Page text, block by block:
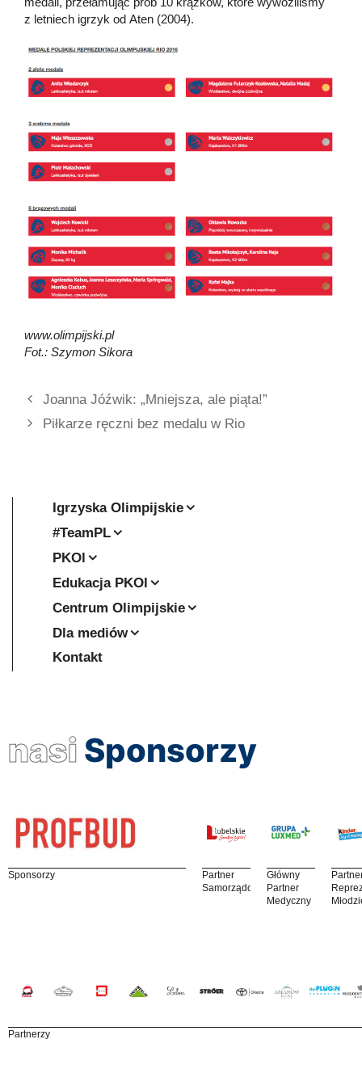
z letniech igrzyk od Aten (2004).
www.olimpijski.pl
Fot.: Szymon Sikora
Joanna Jóźwik: „Mniejsza, ale piąta!”
Piłkarze ręczni bez medalu w Rio
Igrzyska Olimpijskie
#TeamPL
PKOl
Edukacja PKOl
Centrum Olimpijskie
Dla mediów
Kontakt
nasi Sponsorzy
Sponsorzy
Partner
Samorządowy
Główny
Partner
Medyczny
Partnerzy